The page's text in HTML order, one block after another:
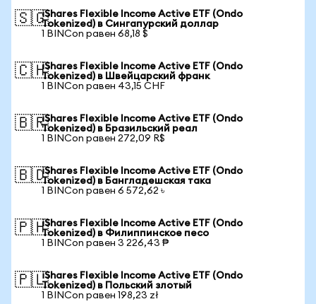
🇸🇬iShares Flexible Income Active ETF (Ondo
Tokenized) в Сингапурский доллар
1 BINCon равен 68,18 $
🇨🇭iShares Flexible Income Active ETF (Ondo
Tokenized) в Швейцарский франк
1 BINCon равен 43,15 CHF
🇧🇷iShares Flexible Income Active ETF (Ondo
Tokenized) в Бразильский реал
1 BINCon равен 272,09 R$
🇧🇩iShares Flexible Income Active ETF (Ondo
Tokenized) в Бангладешская така
1 BINCon равен 6 572,62 ৳
🇵🇭iShares Flexible Income Active ETF (Ondo
Tokenized) в Филиппинское песо
1 BINCon равен 3 226,43 ₱
🇵🇱iShares Flexible Income Active ETF (Ondo
Tokenized) в Польский злотый
1 BINCon равен 198,23 zł